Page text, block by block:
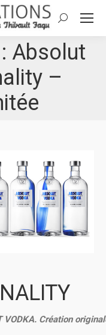
Search:
Absolut
–
VODKA. Création